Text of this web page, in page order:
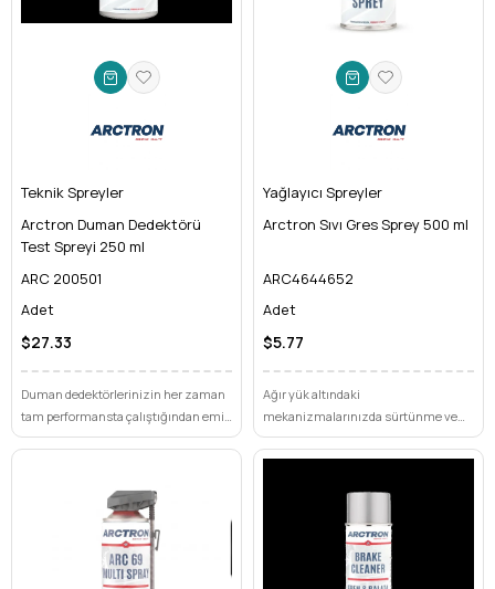
Teknik Spreyler
Arctron Duman Dedektörü
Test Spreyi 250 ml
ARC 200501
Adet
$27.33
Duman dedektörlerinizin her zaman
tam performansta çalıştığından emin
olmak için Arctron Test Spreyi ideal
güvenliğinizi kolayca sağlayın.
Yağlayıcı Spreyler
Arctron Sıvı Gres Sprey 500 ml
ARC4644652
Adet
$5.77
Ağır yük altındaki
mekanizmalarınızda sürtünme ve
aşınmayı kalıcı olarak engellemek mi
istiyorsunuz? Arctron Sıvı Gres Sprey,
korumasıyla tüm endüstriyel
beklentilerinizi karşılar.